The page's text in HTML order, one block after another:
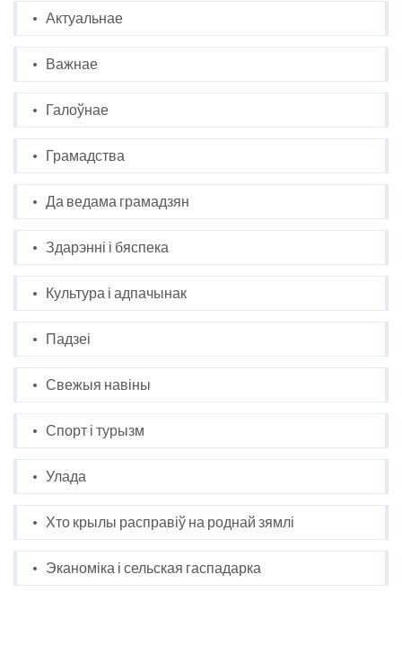
Актуальнае
Важнае
Галоўнае
Грамадства
Да ведама грамадзян
Здарэнні і бяспека
Культура і адпачынак
Падзеі
Свежыя навіны
Спорт і турызм
Улада
Хто крылы расправіў на роднай зямлі
Эканоміка і сельская гаспадарка